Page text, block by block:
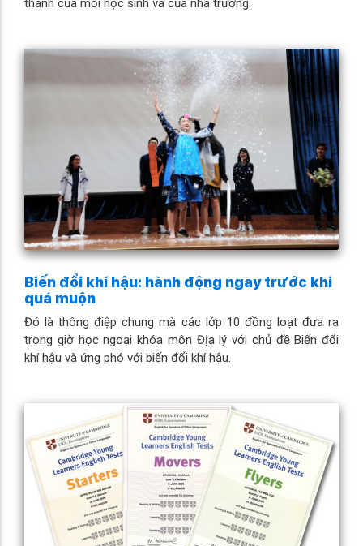
thành của mỗi học sinh và của nhà trường.
Biến đổi khí hậu: hành động ngay trước khi
quá muộn
Đó là thông điệp chung mà các lớp 10 đồng loạt đưa ra
trong giờ học ngoại khóa môn Địa lý với chủ đề Biến đổi
khí hậu và ứng phó với biến đổi khí hậu.